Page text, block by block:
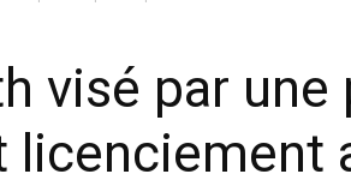
visé par
licenciement